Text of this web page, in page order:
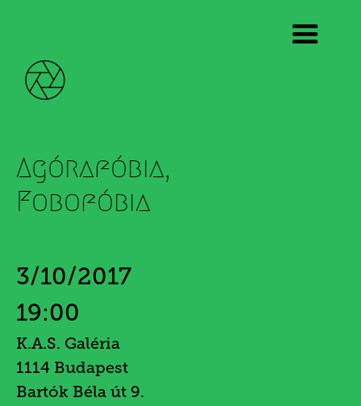
Agórafóbia,
Fobofóbia
3/10/2017
19:00
K.A.S. Galéria
1114 Budapest
Bartók Béla út 9.